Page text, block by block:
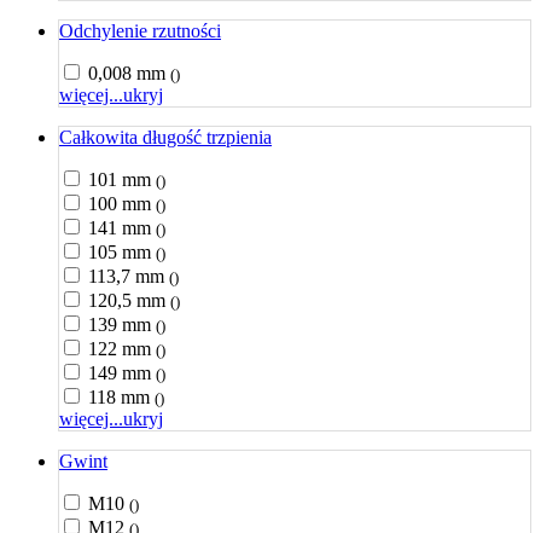
Odchylenie rzutności
0,008 mm ()
więcej...ukryj
Całkowita długość trzpienia
101 mm ()
100 mm ()
141 mm ()
105 mm ()
113,7 mm ()
120,5 mm ()
139 mm ()
122 mm ()
149 mm ()
118 mm ()
więcej...ukryj
Gwint
M10 ()
M12 ()